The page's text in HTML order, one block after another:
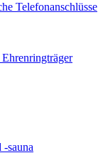
Telefonanschlüsse
sauna